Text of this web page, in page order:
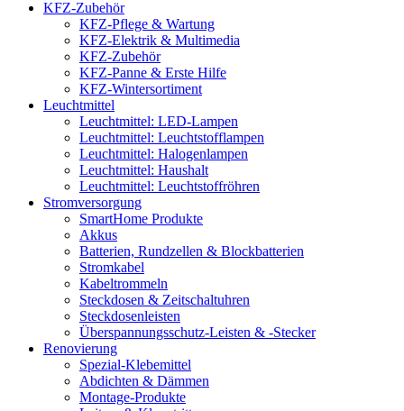
KFZ-Zubehör
KFZ-Pflege & Wartung
KFZ-Elektrik & Multimedia
KFZ-Zubehör
KFZ-Panne & Erste Hilfe
KFZ-Wintersortiment
Leuchtmittel
Leuchtmittel: LED-Lampen
Leuchtmittel: Leuchtstofflampen
Leuchtmittel: Halogenlampen
Leuchtmittel: Haushalt
Leuchtmittel: Leuchtstoffröhren
Stromversorgung
SmartHome Produkte
Akkus
Batterien, Rundzellen & Blockbatterien
Stromkabel
Kabeltrommeln
Steckdosen & Zeitschaltuhren
Steckdosenleisten
Überspannungsschutz-Leisten & -Stecker
Renovierung
Spezial-Klebemittel
Abdichten & Dämmen
Montage-Produkte